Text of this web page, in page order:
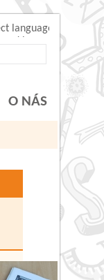
O NÁS